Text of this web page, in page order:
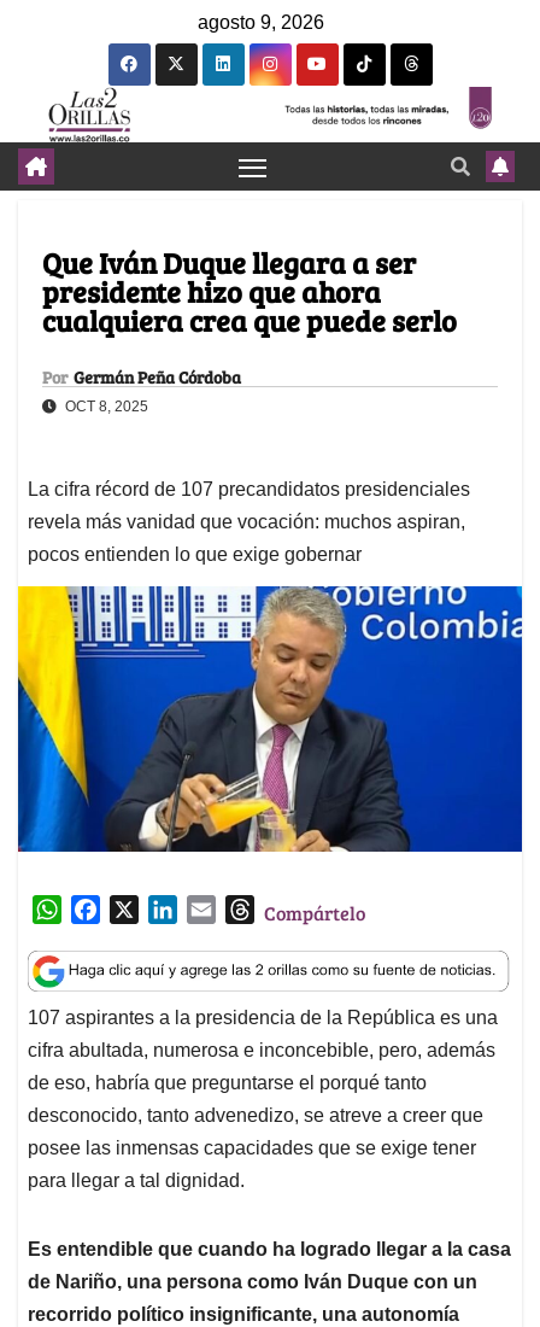
agosto 9, 2026
Que Iván Duque llegara a ser
presidente hizo que ahora
cualquiera crea que puede serlo
Por Germán Peña Córdoba
OCT 8, 2025
La cifra récord de 107 precandidatos presidenciales
revela más vanidad que vocación: muchos aspiran,
pocos entienden lo que exige gobernar
W
a
t
s
A
p
p
c
e
b
o
o
k
n
k
e
d
I
n
a
i
l
T
r
e
a
d
s
Compártelo
107 aspirantes a la presidencia de la República es una
cifra abultada, numerosa e inconcebible, pero, además
de eso, habría que preguntarse el porqué tanto
desconocido, tanto advenedizo, se atreve a creer que
posee las inmensas capacidades que se exige tener
para llegar a tal dignidad.
Es entendible que cuando ha logrado llegar a la casa
de Nariño, una persona como Iván Duque con un
recorrido político insignificante, una autonomía